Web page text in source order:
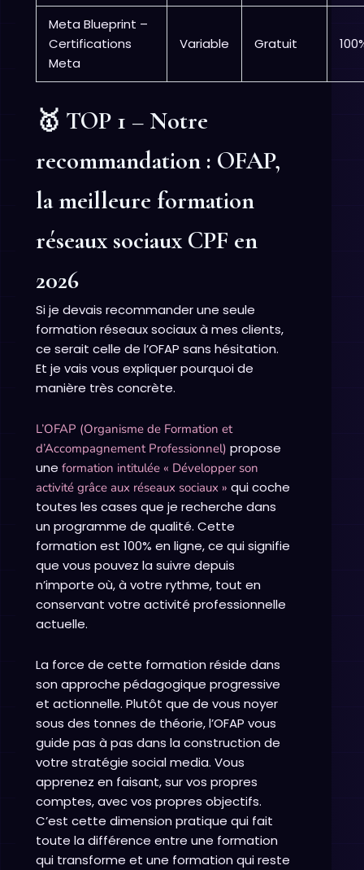
Meta Blueprint –
Certifications
Meta
Variable Gratuit
🥇 TOP 1 – Notre
recommandation : OFAP,
la meilleure formation
réseaux sociaux CPF en
2026
Si je devais recommander une seule
formation réseaux sociaux à mes clients,
ce serait celle de l’OFAP sans hésitation.
Et je vais vous expliquer pourquoi de
manière très concrète.
L’OFAP (Organisme de Formation et
d’Accompagnement Professionnel) propose
uneformation intitulée « Développer son
activité grâce aux réseaux sociaux » qui coche
toutes les cases que je recherche dans
un programme de qualité. Cette
formation est 100% en ligne, ce qui signifie
que vous pouvez la suivre depuis
n’importe où, à votre rythme, tout en
conservant votre activité professionnelle
actuelle.
La force de cette formation réside dans
son approche pédagogique progressive
et actionnelle. Plutôt que de vous noyer
sous des tonnes de théorie, l’OFAP vous
guide pas à pas dans la construction de
votre stratégie social media. Vous
apprenez en faisant, sur vos propres
comptes, avec vos propres objectifs.
C’est cette dimension pratique qui fait
toute la différence entre une formation
qui transforme et une formation qui reste